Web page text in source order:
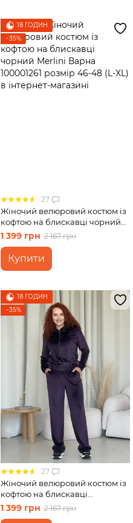
18 ГОДИН
−35%
27
Жіночий велюровий костюм із
кофтою на блискавці чорний
Merlini Варна 100001261 розмір
46-48 (L-XL)
1 399 грн 2 167 грн
Купити
18 ГОДИН
−35%
27
Жіночий велюровий костюм із
кофтою на блискавці
фіолетовий Merlini Варна
100001265 розмір 46-48 (L-XL)
1 399 грн 2 167 грн